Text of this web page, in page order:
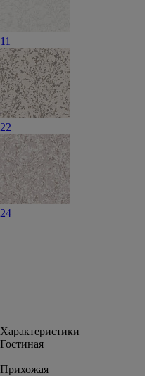
11
22
24
Характеристики
Гостиная
Прихожая